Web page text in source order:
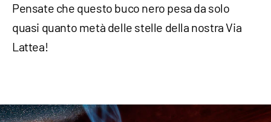
Pensate che questo buco nero pesa da solo
quasi quanto metà delle stelle della nostra Via
Lattea!